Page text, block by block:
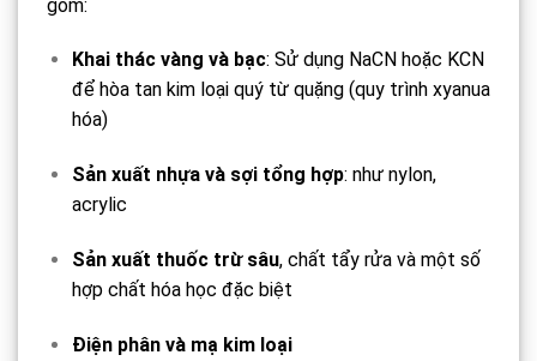
gồm:
Khai thác vàng và bạc: Sử dụng NaCN hoặc KCN
để hòa tan kim loại quý từ quặng (quy trình xyanua
hóa)
Sản xuất nhựa và sợi tổng hợp: như nylon,
acrylic
Sản xuất thuốc trừ sâu, chất tẩy rửa và một số
hợp chất hóa học đặc biệt
Điện phân và mạ kim loại